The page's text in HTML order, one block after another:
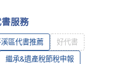
服務
區代書推薦 好代書
繼承&遺產稅節稅申報